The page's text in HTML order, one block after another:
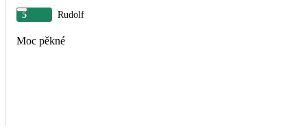
5 Rudolf
Moc pěkné